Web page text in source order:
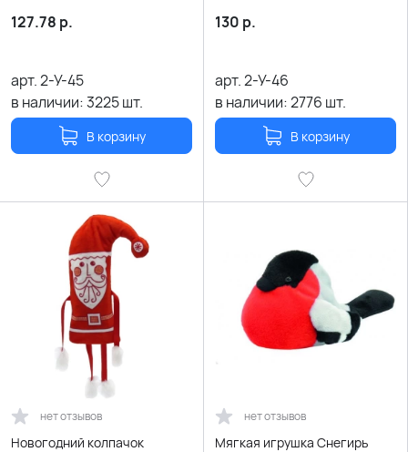
127.78 р.
арт.2-У-45
в наличии:3225шт.
В корзину
130 р.
арт.2-У-46
в наличии:2776 шт.
В корзину
нет отзывов
Новогодний колпачок
нет отзывов
Мягкая игрушка Снегирь